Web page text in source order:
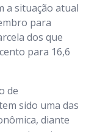
a situação atual
para
dos que
para 16,6
de
sido uma das
diante